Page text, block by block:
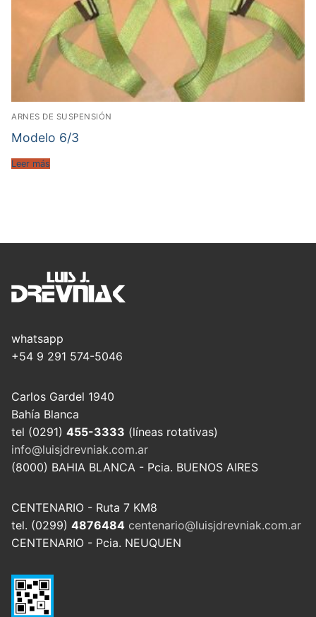
ARNES DE SUSPENSIÓN
Modelo 6/3
Leer más
whatsapp
+54 9 291 574-5046
Carlos Gardel 1940
Bahía Blanca
tel (0291) 455-3333 (líneas rotativas)
info@luisjdrevniak.com.ar
(8000) BAHIA BLANCA - Pcia. BUENOS AIRES
CENTENARIO - Ruta 7 KM8
tel. (0299) 4876484 centenario@luisjdrevniak.com.ar
CENTENARIO - Pcia. NEUQUEN